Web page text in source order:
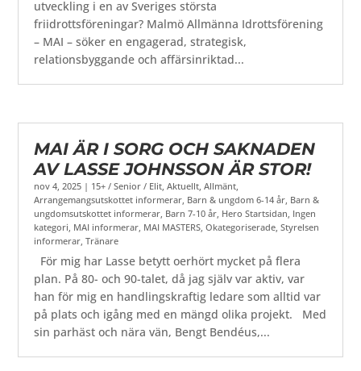
utveckling i en av Sveriges största
friidrottsföreningar? Malmö Allmänna Idrottsförening
– MAI – söker en engagerad, strategisk,
relationsbyggande och affärsinriktad...
MAI ÄR I SORG OCH SAKNADEN
AV LASSE JOHNSSON ÄR STOR!
nov 4, 2025 | 15+ / Senior / Elit ,Aktuellt ,Allmänt
Arrangemangsutskottet informerar Barn & ungdom 6-14 år Barn &
ungdomsutskottet informerar Barn 7-10 år Hero Startsidan Ingen
kategori MAI informerar MAI MASTERS ,Okategoriserade ,Styrelsen
informerar ,Tränare
För mig har Lasse betytt oerhört mycket på flera
plan. På 80- och 90-talet, då jag själv var aktiv, var
han för mig en handlingskraftig ledare som alltid var
på plats och igång med en mängd olika projekt. Med
sin parhäst och nära vän, Bengt Bendéus,...